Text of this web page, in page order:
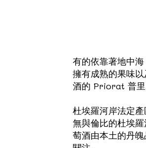
有的依靠著地中
擁有成熟的果味
酒的 Priorat 普里
杜埃羅河岸法定
無與倫比的杜埃
萄酒由本土的丹